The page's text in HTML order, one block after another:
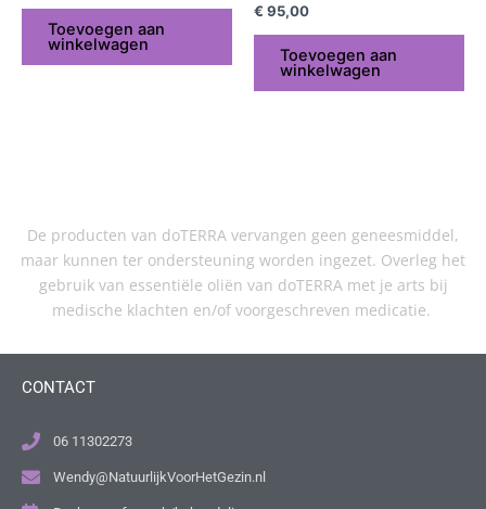
Toevoegen aan
winkelwagen
€ 95,00
Toevoegen aan
winkelwagen
De producten van doTERRA vervangen geen geneesmiddel,
maar kunnen ter ondersteuning worden ingezet. Overleg het
gebruik van essentiële oliën van doTERRA met je arts bij
medische klachten en/of voorgeschreven medicatie.
CONTACT
06 11302273
Wendy@NatuurlijkVoorHetGezin.nl